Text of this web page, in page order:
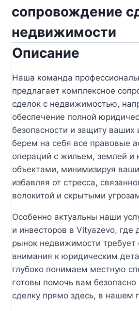
сопровождение
недвижимости
Описание
Наша команда
предлагает комплексное
сделок с недвижимостью,
обеспечение полной
безопасности и защиту
берем на себя все правовые
операций с жильем, землей и
объектами, минимизируя
избавляя от стресса,
волокитой и скрытыми
Особенно актуальны наши
и инвесторов в Vityazevo, где
рынок недвижимости требует
внимания к юридическим
глубоко понимаем местную
готовы помочь вам безопасно
сделку прямо здесь, в нашем